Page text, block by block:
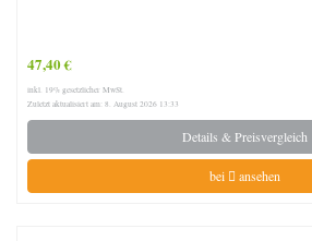
47,40 €
inkl. 19% gesetzlicher MwSt.
Zuletzt aktualisiert am: 8. August 2026 13:33
Details & Preisvergleich
bei ansehen